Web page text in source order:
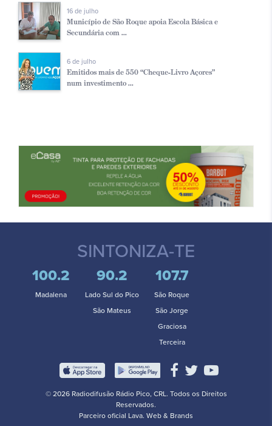
16 de julho
Município de São Roque apoia Escola Básica e
Secundária com ...
6 de julho
Emitidos mais de 550 “Cheque-Livro Açores”
num investimento ...
SINTONIZA-TE
100.2
Madalena
90.2
Lado Sul do Pico
São Mateus
107.7
São Roque
São Jorge
Graciosa
Terceira
© 2026 Radiodifusão Rádio Pico, CRL. Todos os Direitos
Reservados.
Parceiro oficial Lava. Web & Brands